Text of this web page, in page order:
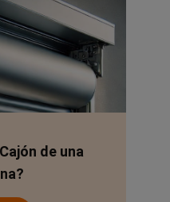
de una